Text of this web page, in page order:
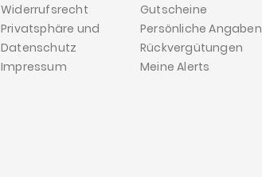
Widerrufsrecht
Privatsphäre und
Datenschutz
Impressum
Gutscheine
Persönliche Angaben
Rückvergütungen
Meine Alerts